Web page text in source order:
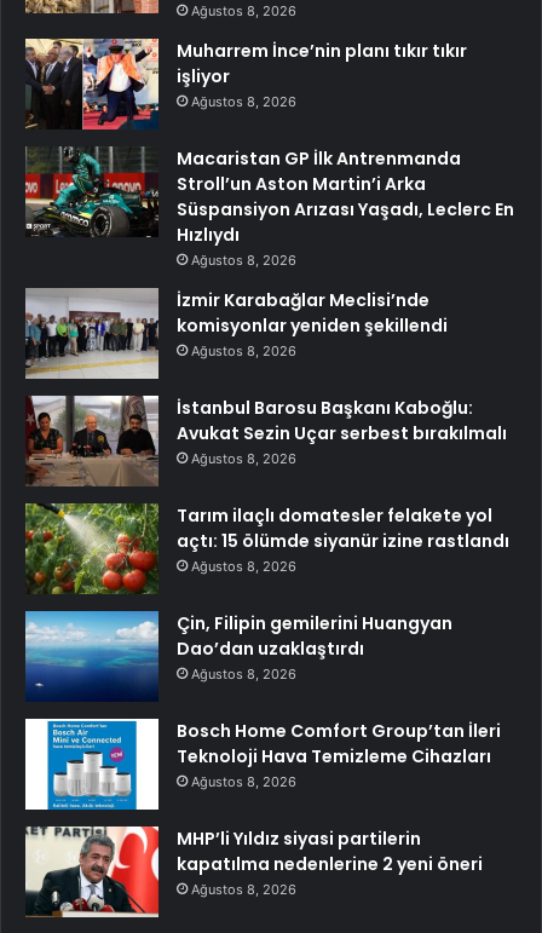
Ağustos 8, 2026
Muharrem İnce’nin planı tıkır tıkır
işliyor
Ağustos 8, 2026
Macaristan GP İlk Antrenmanda
Stroll’un Aston Martin’i Arka
Süspansiyon Arızası Yaşadı, Leclerc En
Hızlıydı
Ağustos 8, 2026
İzmir Karabağlar Meclisi’nde
komisyonlar yeniden şekillendi
Ağustos 8, 2026
İstanbul Barosu Başkanı Kaboğlu:
Avukat Sezin Uçar serbest bırakılmalı
Ağustos 8, 2026
Tarım ilaçlı domatesler felakete yol
açtı: 15 ölümde siyanür izine rastlandı
Ağustos 8, 2026
Çin, Filipin gemilerini Huangyan
Dao’dan uzaklaştırdı
Ağustos 8, 2026
Bosch Home Comfort Group’tan İleri
Teknoloji Hava Temizleme Cihazları
Ağustos 8, 2026
MHP’li Yıldız siyasi partilerin
kapatılma nedenlerine 2 yeni öneri
Ağustos 8, 2026